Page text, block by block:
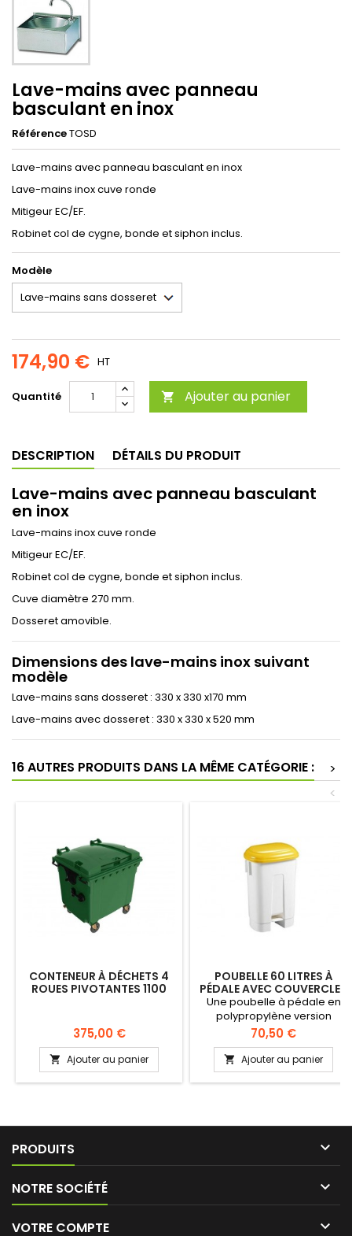
Lave-mains avec panneau
basculant en inox
RéférenceTOSD
Lave-mains avec panneau basculant en inox
Lave-mains inox cuve ronde
Mitigeur EC/EF.
Robinet col de cygne, bonde et siphon inclus.
Modèle
174,90 € HT
Quantité  Ajouter au panier
DESCRIPTION DÉTAILS DU PRODUIT
Lave-mains avec panneau basculant
en inox
Lave-mains inox cuve ronde
Mitigeur EC/EF.
Robinet col de cygne, bonde et siphon inclus.
Cuve diamètre 270 mm.
Dosseret amovible.
Dimensions des lave-mains inox suivant
modèle
Lave-mains sans dosseret : 330 x 330 x170 mm
Lave-mains avec dosseret : 330 x 330 x 520 mm
16 AUTRES PRODUITS DANS LA MÊME CATÉGORIE :
>
<
CONTENEUR À DÉCHETS 4
ROUES PIVOTANTES 1100
Prix
375,00 €
 Ajouter au panier
POUBELLE 60 LITRES À
PÉDALE AVEC COUVERCLES
DE COULEUR
Une poubelle à pédale en
polypropylène version
ergonomique, résistant aux
chocs. Couvercle bascule à
90°. Couvercle disponible en
plusieurs coloris (blanc - bleu
- rouge - vert - jaune.
Prix
70,50 €
 Ajouter au panier
PRODUITS 
NOTRE SOCIÉTÉ 
VOTRE COMPTE 